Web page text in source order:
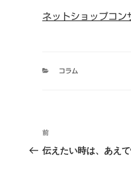
ネットショップコン
カ
コラム
投
稿
過
去
前
伝えたい時は、あえ